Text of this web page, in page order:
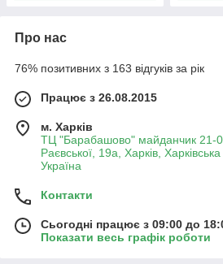
Про нас
76% позитивних з 163 відгуків за рік
Працює з 26.08.2015
м. Харків
ТЦ "Барабашово" майданчик 21-
Раєвської, 19а, Харків,
Україна
Контакти
Сьогодні працює з 09:00 до
Показати весь графік роботи